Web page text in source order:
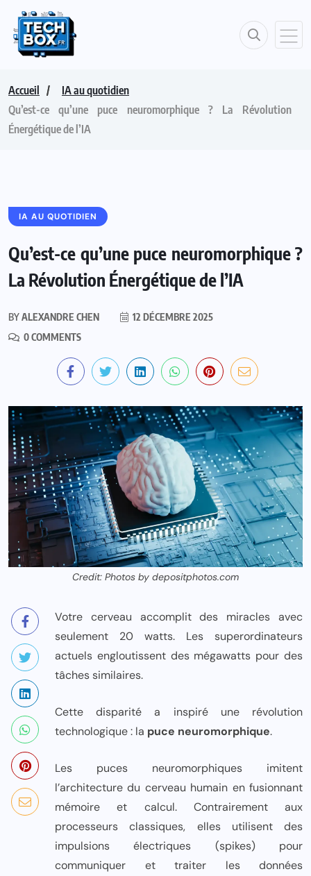
Accueil
IA au quotidien
Qu’est-ce qu’une puce neuromorphique ? La Révolution
Énergétique de l’IA
IA AU QUOTIDIEN
Qu’est-ce qu’une puce neuromorphique ?
La Révolution Énergétique de l’IA
BYALEXANDRE CHEN
12 DÉCEMBRE 2025
0 COMMENTS
Credit: Photos by depositphotos.com
Votre cerveau accomplit des miracles avec
seulement 20 watts. Les superordinateurs
actuels engloutissent des mégawatts pour des
tâches similaires.
Cette disparité a inspiré une révolution
technologique : la puce neuromorphique.
Les puces neuromorphiques imitent
l’architecture du cerveau humain en fusionnant
mémoire et calcul. Contrairement aux
processeurs classiques, elles utilisent des
impulsions électriques (spikes) pour
communiquer et traiter les données